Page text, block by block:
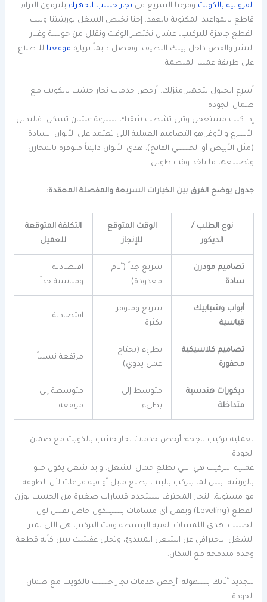
الفروانية بالكويت وفرعنا السريع في نجار خشب الجهراء يلتزمون التزام
قاطع بالمواعيد المكتوبة بالعقد. إحنا نخلص الشغل بورشتنا ونيب
القطع جاهزة للتركيب، عشان نختصر الوقت ونقلل من حوسة وغبار
النشر والقص داخل بيتك النظيف. وتفضل دايماً بزيارة موقعنا للاطلاع
على طريقة عملنا المنظمة.
أسرع الحلول لتجهيز منزلك: أرخص خدمات نجار خشب بالكويت مع
ضمان الجودة
إذا كنت مستعجل وتبي تشطب شقتك بسرعة عشان تسكن، فالبديل
الأسرع والأوفر هو التصاميم العملية اللي تعتمد على الألوان السادة
(مثل الأبيض أو الخشبي الفاتح). هذي الألوان دايماً متوفرة بالمخازن
وتصنيعها ما ياخذ وقت طويل.
جدول يوضح الفرق بين الخيارات السريعة والمفصلة المعقدة:
نوع الطلب /
الديكور
الوقت المتوقع
للإنجاز
التكلفة المتوقعة
للعميل
تصاميم مودرن
سادة
سريع جداً (أيام
معدودة)
اقتصادية
ومناسبة جداً
أبواب وشبابيك
قياسية
سريع ومتوفر
بكثرة
اقتصادية
تصاميم كلاسيكية
محفورة
بطيء (يحتاج
عمل يدوي)
مرتفعة نسبياً
ديكورات هندسية
متداخلة
متوسط إلى
بطيء
متوسطة إلى
مرتفعة
لعملية تركيب ناجحة: أرخص خدمات نجار خشب بالكويت مع ضمان
الجودة
عملية التركيب هي اللي تطلع جمال الشغل. وايد شغل يكون حلو
بالورشة، بس لما يتركب بالبيت يطلع مايل أو فيه فراغات لأن الطوفة
مو مستوية. النجار المحترف يستخدم قشارات صغيرة من الخشب لوزن
القطع (Leveling) ويقفل أي مسامات بسيلكون خاص نفس لون
الخشب. هذي اللمسات الفنية البسيطة وقت التركيب هي اللي تميز
الشغل الاحترافي عن الشغل المبتدئ، وتخلي عفشك يبين كأنه قطعة
وحدة مندمجة مع المكان.
لتجديد أثاثك بسهولة: أرخص خدمات نجار خشب بالكويت مع ضمان
الجودة